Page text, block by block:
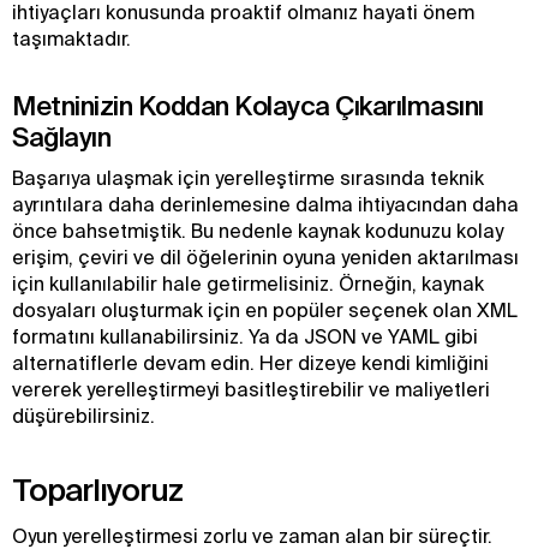
ihtiyaçları konusunda proaktif olmanız hayati önem
taşımaktadır.
Metninizin Koddan Kolayca Çıkarılmasını
Sağlayın
Başarıya ulaşmak için yerelleştirme sırasında teknik
ayrıntılara daha derinlemesine dalma ihtiyacından daha
önce bahsetmiştik. Bu nedenle kaynak kodunuzu kolay
erişim, çeviri ve dil öğelerinin oyuna yeniden aktarılması
için kullanılabilir hale getirmelisiniz. Örneğin, kaynak
dosyaları oluşturmak için en popüler seçenek olan XML
formatını kullanabilirsiniz. Ya da JSON ve YAML gibi
alternatiflerle devam edin. Her dizeye kendi kimliğini
vererek yerelleştirmeyi basitleştirebilir ve maliyetleri
düşürebilirsiniz.
Toparlıyoruz
Oyun yerelleştirmesi zorlu ve zaman alan bir süreçtir.